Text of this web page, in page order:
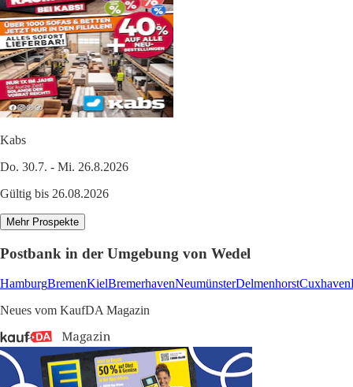
Kabs
Do. 30.7. - Mi. 26.8.2026
Gültig bis 26.08.2026
Mehr Prospekte
Postbank in der Umgebung von Wedel
HamburgBremenKielBremerhavenNeumünsterDelmenhorstCuxhaven
Neues vom KaufDA Magazin